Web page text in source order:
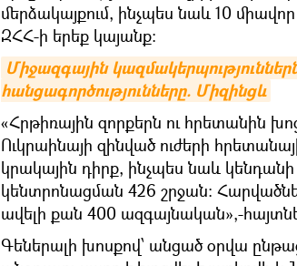
մերձակայքում, ինչպես նաև 10
ԶՀՀ-ի երեք կայանք:
Միջազգային
հանցագործությունները. Միզինցև
«Հրթիռային զորքերն ու հրետանին
Ուկրաինայի զինված ուժերի
կրակային դիրք, ինչպես նաև
կենտրոնացման 426 շրջան։
ավելի քան 400 ազգայնական»,-
Գեներալի խոսքով՝ անցած օրվա